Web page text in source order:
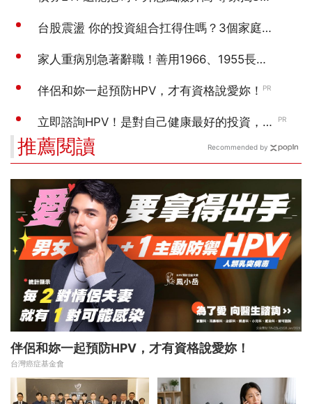
推薦閱讀
伴侶和妳一起預防HPV，才有資格說愛妳！
台灣癌症基金會
Recommended by